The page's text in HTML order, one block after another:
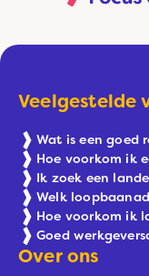
Veelgestelde
Wat is een goed
Hoe voorkom ik
Ik zoek een
Welk
Hoe voorkom ik
Goed
Over ons